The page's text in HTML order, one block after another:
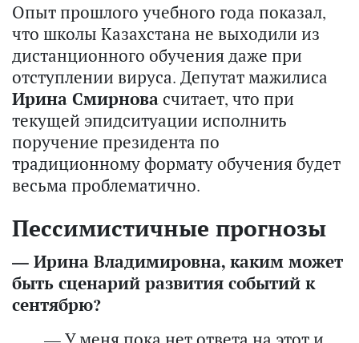
Опыт прошлого учебного года показал,
что школы Казахстана не выходили из
дистанционного обучения даже при
отступлении вируса. Депутат мажилиса
Ирина Смирновасчитает, что при
текущей эпидситуации исполнить
поручение президента по
традиционному формату обучения будет
весьма проблематично.
Пессимистичные прогнозы
— Ирина Владимировна, каким может
быть сценарий развития событий к
сентябрю?